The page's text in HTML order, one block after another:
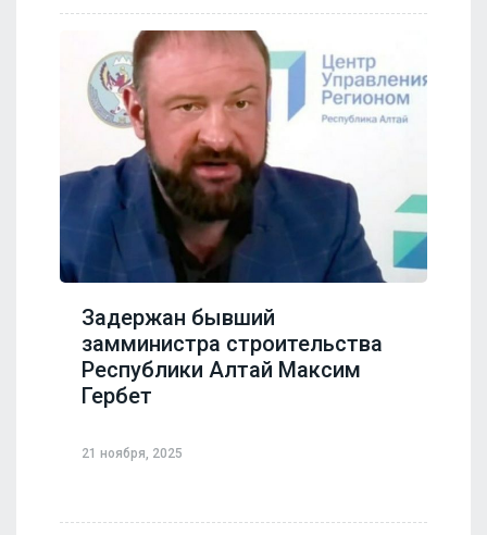
Задержан бывший
замминистра строительства
Республики Алтай Максим
Гербет
21 ноября, 2025